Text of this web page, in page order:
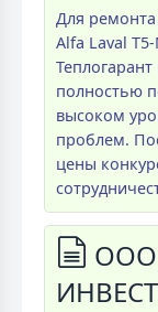
Для
Alfa Laval
полностью
высоком
проблем.
цены
ООО